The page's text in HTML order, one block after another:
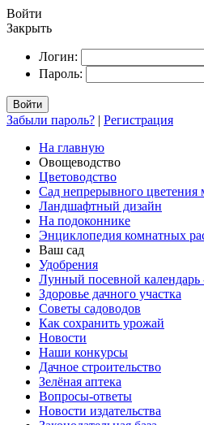
Войти
Закрыть
Логин:
Пароль:
Войти
Забыли пароль? | Регистрация
На главную
Овощеводство
Цветоводство
Сад непрерывного цветения
Ландшафтный дизайн
На подоконнике
Энциклопедия комнатных
Ваш сад
Удобрения
Лунный посевной календарь
Здоровье дачного участка
Советы садоводов
Как сохранить урожай
Новости
Наши конкурсы
Дачное строительство
Зелёная аптека
Вопросы-ответы
Новости издательства